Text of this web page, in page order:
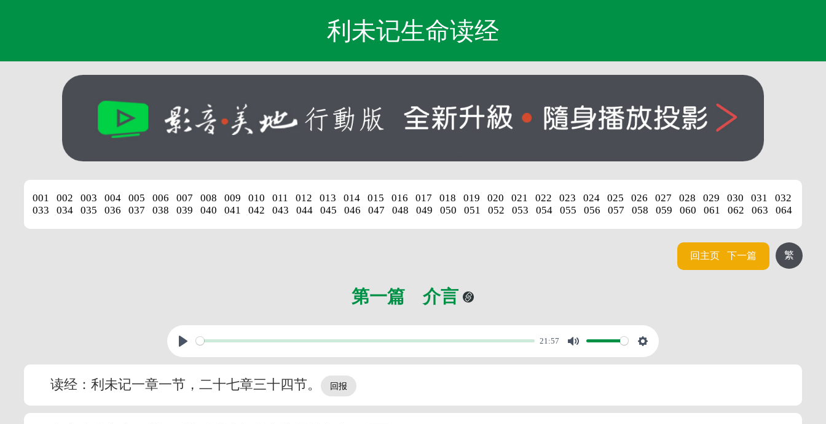
利未记生命读经
001 002 003 004 005 006 007 008 009 010 011 012 013 014 015 016 017 018 019 020 021 022 023 024 025 026 027 028 029 030 031
032
033
034 035 036 037 038 039 040 041 042 043 044 045 046 047 048 049 050 051 052 053 054 055 056 057 058 059 060 061 062 063 064
繁
回主页 下一篇
第一篇 介言
21:57
读经：利未记一章一节，二十七章三十四节。